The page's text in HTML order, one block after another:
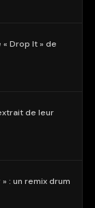
Drop It » de
de leur
» : un remix drum